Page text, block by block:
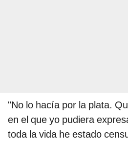
"No lo hacía por la plata.
en el que yo pudiera
toda la vida he estado